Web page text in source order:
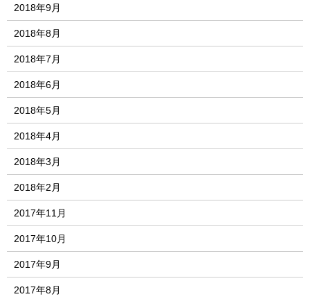
2018年9月
2018年8月
2018年7月
2018年6月
2018年5月
2018年4月
2018年3月
2018年2月
2017年11月
2017年10月
2017年9月
2017年8月